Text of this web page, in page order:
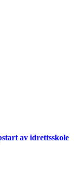
av idrettsskole